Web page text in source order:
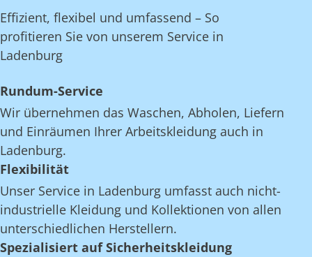
Effizient, flexibel und umfassend – So
profitieren Sie von unserem Service in
Ladenburg
Rundum-Service
Wir übernehmen das Waschen, Abholen, Liefern
und Einräumen Ihrer Arbeitskleidung auch in
Ladenburg.
Flexibilität
Unser Service in Ladenburg umfasst auch nicht-
industrielle Kleidung und Kollektionen von allen
unterschiedlichen Herstellern.
Spezialisiert auf Sicherheitskleidung